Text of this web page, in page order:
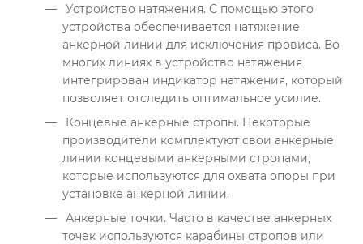
Устройство натяжения. С помощью этого
устройства обеспечивается натяжение
анкерной линии для исключения провиса. Во
многих линиях в устройство натяжения
интегрирован индикатор натяжения, который
позволяет отследить оптимальное усилие.
Концевые анкерные стропы. Некоторые
производители комплектуют свои анкерные
линии концевыми анкерными стропами,
которые используются для охвата опоры при
установке анкерной линии.
Анкерные точки. Часто в качестве анкерных
точек используются карабины стропов или